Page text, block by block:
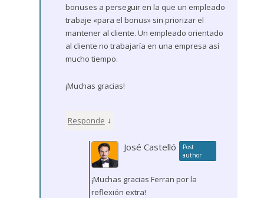
bonuses a perseguir en la que un empleado
trabaje «para el bonus» sin priorizar el
mantener al cliente. Un empleado orientado
al cliente no trabajaría en una empresa así
mucho tiempo.
¡Muchas gracias!
Responde ↓
José Castelló
Post
author
¡Muchas gracias Ferran por la
reflexión extra!